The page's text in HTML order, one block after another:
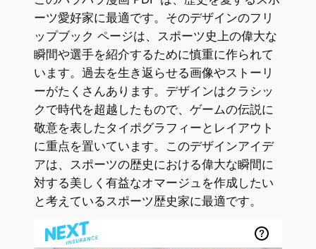
ーツ愛好家に最適です。そのデザインのフリ
ップブック ページは、スポーツ史上の偉大な
瞬間や選手を紹介するために慎重に作られて
います。過去を生き返らせる画像やストーリ
ーがたくさんあります。デザインはクラシッ
クで時代を超越したもので、ゲームの伝説に
敬意を表したタイポグラフィーとレイアウト
に重点を置いています。このデザインアイデ
アは、スポーツの歴史における偉大な瞬間に
対する美しく有益なオマージュを作成したい
と考えているスポーツ歴史家に最適です。